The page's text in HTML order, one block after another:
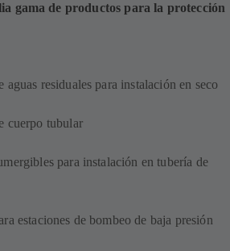
gama de productos para la protección
aguas residuales para instalación en seco
cuerpo tubular
para instalación en tubería de
estaciones de bombeo de baja presión